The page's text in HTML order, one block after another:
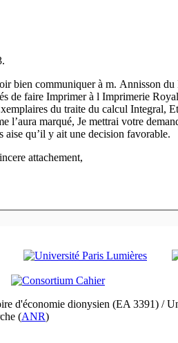
bien communiquer à m. Annisson
de faire Imprimer à l Imprimerie
du traite du calcul Integral,
l’aura marqué, Je mettrai votre
aise qu’il y ait une decision favorable.
attachement,
d'économie dionysien (EA 3391) /
(ANR)